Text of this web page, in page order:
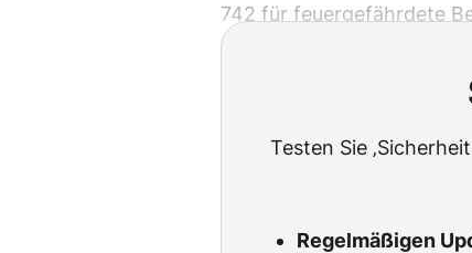
742 für feuergefährdete
Testen Sie
Regelmäßigen